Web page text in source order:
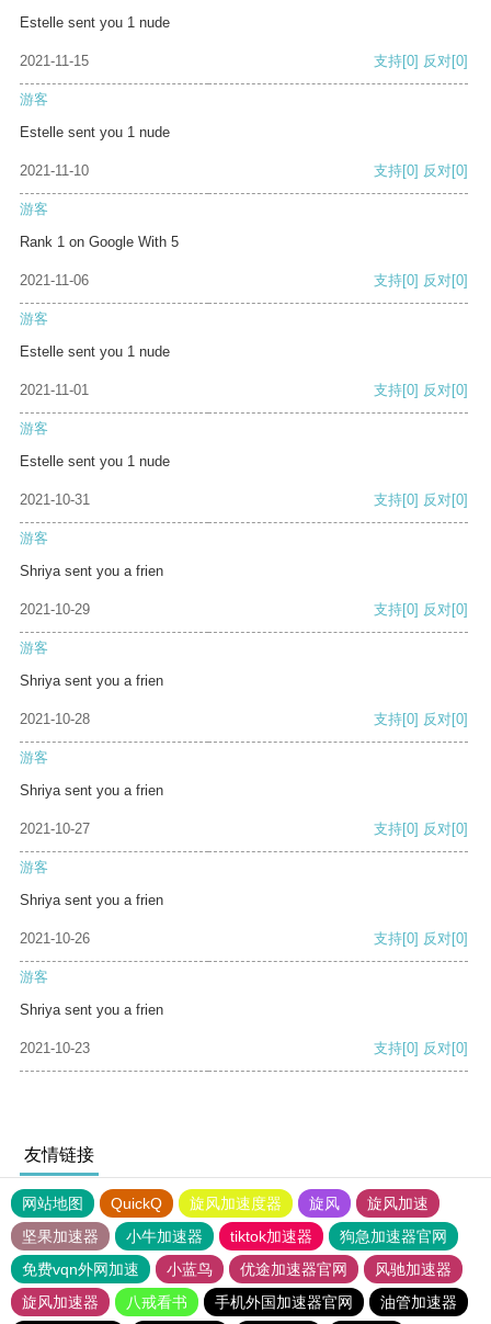
Estelle sent you 1 nude
2021-11-15 支持[0] 反对[0]
游客
Estelle sent you 1 nude
2021-11-10 支持[0] 反对[0]
游客
Rank 1 on Google With 5
2021-11-06 支持[0] 反对[0]
游客
Estelle sent you 1 nude
2021-11-01 支持[0] 反对[0]
游客
Estelle sent you 1 nude
2021-10-31 支持[0] 反对[0]
游客
Shriya sent you a frien
2021-10-29 支持[0] 反对[0]
游客
Shriya sent you a frien
2021-10-28 支持[0] 反对[0]
游客
Shriya sent you a frien
2021-10-27 支持[0] 反对[0]
游客
Shriya sent you a frien
2021-10-26 支持[0] 反对[0]
游客
Shriya sent you a frien
2021-10-23 支持[0] 反对[0]
友情链接
网站地图 QuickQ 旋风加速度器 旋风
旋风加速
坚果加速器
小牛加速器 tiktok加速器
狗急加速器官网
免费vqn外网加速
小蓝鸟 优途加速器官网
风驰加速器
旋风加速器
八戒看书 手机外国加速器官网 油管加速器